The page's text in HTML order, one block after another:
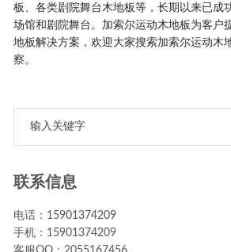
板、各类剧院舞台木地板等，长期以来已成
场馆和剧院舞台。加索尔运动木地板为客户
地板解决方案，欢迎大家搜索加索尔运动木
察。
联系信息
电话：15901374209
手机：15901374209